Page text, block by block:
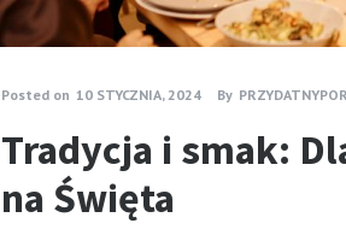
Posted on 10 STYCZNIA, 2024 By
Tradycja i smak:
na Święta